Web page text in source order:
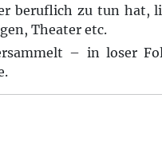
beruflich zu tun hat,
Theater etc.
– in loser